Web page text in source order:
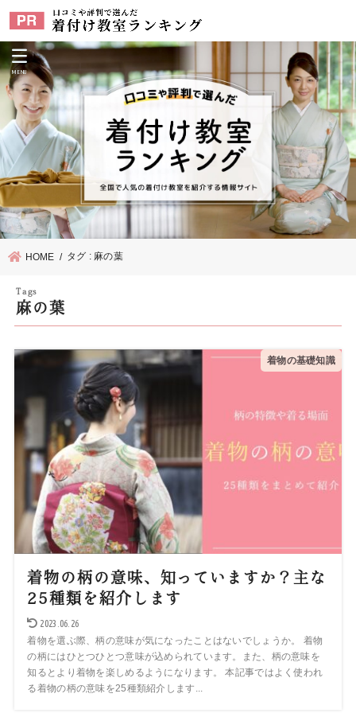
MENU
HOME タグ : 麻の葉
麻の葉
着物の基礎知識
着物の柄の意味、知っていますか？主な
25種類を紹介します
2023.06.26
着物を選ぶ際、柄の意味が気になったことはないでしょうか。 着物
の柄にはひとつひとつ意味が込められています。また、柄の意味を
知るとより着物を楽しめるようになります。 本記事ではよく使われ
る着物の柄の意味を25種類紹介します...